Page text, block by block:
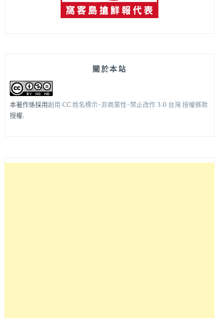
關於本站
本著作係採用創用 CC 姓名標示-非商業性-禁止改作 3.0 台灣 授權條款
授權.